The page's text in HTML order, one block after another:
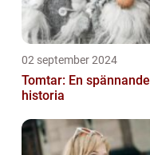
02 september 2024
Tomtar: En spännande
historia